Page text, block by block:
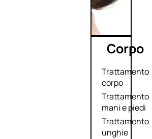
Corpo
Trattamento
corpo
Trattamento
mani e piedi
Trattamento
unghie